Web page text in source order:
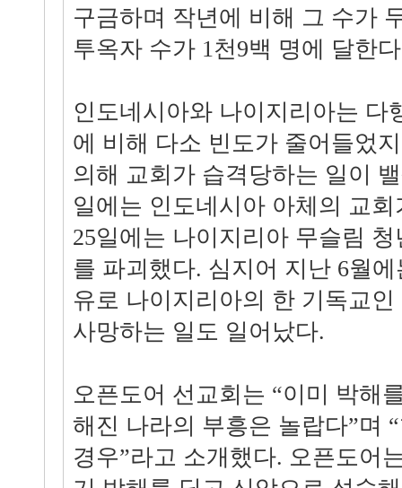
구금하며 작년에 비해 그 수가
투옥자 수가 1천9백 명에 달한
인도네시아와 나이지리아는 다
에 비해 다소 빈도가 줄어들었
의해 교회가 습격당하는 일이
일에는 인도네시아 아체의 교
25일에는 나이지리아 무슬림
를 파괴했다. 심지어 지난 6월
유로 나이지리아의 한 기독교
사망하는 일도 일어났다.
오픈도어 선교회는 “이미 박해
해진 나라의 부흥은 놀랍다”며
경우”라고 소개했다. 오픈도어